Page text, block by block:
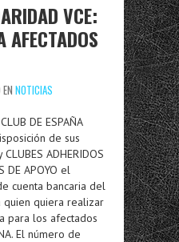
VCE:
AFECTADOS
NOTICIAS
DE ESPAÑA
de sus
CLUBES ADHERIDOS
DE APOYO el
cuenta bancaria del
quien quiera realizar
para los afectados
El número de